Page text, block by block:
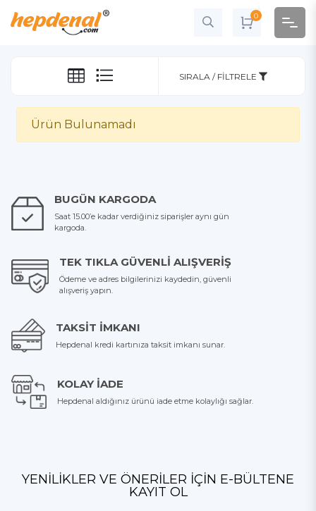
0
SIRALA / FILTRELE
Ürün Bulunamadı
BUGÜN KARGODA
Saat 15.00’e kadar verdiğiniz siparişler aynı gün
kargoda.
TEK TIKLA GÜVENLI ALIŞVERIŞ
Ödeme ve adres bilgilerinizi kaydedin, güvenli
alışveriş yapın.
TAKSIT İMKANI
Hepdenal kredi kartınıza taksit imkanı sunar.
KOLAY İADE
Hepdenal aldığınız ürünü iade etme kolaylığı sağlar.
YENILIKLER VE ÖNERILER İÇIN E-BÜLTENE
KAYIT OL